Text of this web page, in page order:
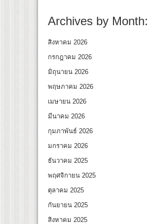
Archives by Month:
สิงหาคม 2026
กรกฎาคม 2026
มิถุนายน 2026
พฤษภาคม 2026
เมษายน 2026
มีนาคม 2026
กุมภาพันธ์ 2026
มกราคม 2026
ธันวาคม 2025
พฤศจิกายน 2025
ตุลาคม 2025
กันยายน 2025
สิงหาคม 2025